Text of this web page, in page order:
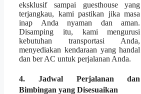
eksklusif sampai guesthouse yang
terjangkau, kami pastikan jika masa
inap Anda nyaman dan aman.
Disamping itu, kami mengurusi
kebutuhan transportasi Anda,
menyediakan kendaraan yang handal
dan ber AC untuk perjalanan Anda.
4. Jadwal Perjalanan dan
Bimbingan yang Disesuaikan